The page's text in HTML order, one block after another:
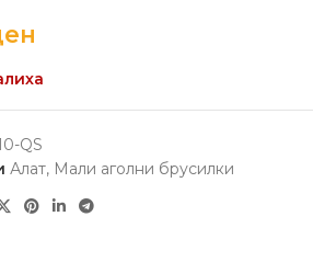
QS
Алат, Мали аголни брусилки